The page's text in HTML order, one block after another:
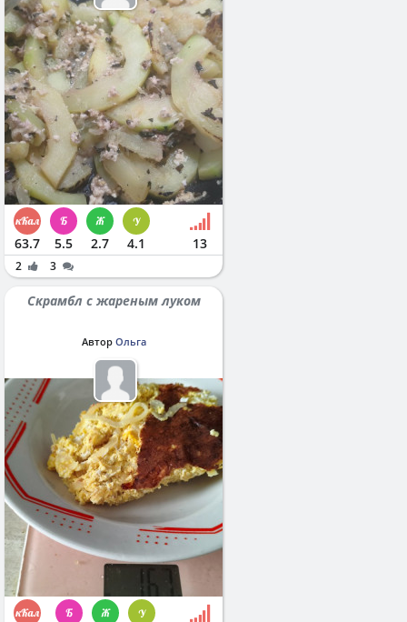
63.7 5.5 2.7 4.1 13
2 3
Скрамбл с жареным луком
Автор Ольга